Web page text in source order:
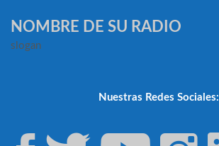
NOMBRE DE SU RADIO
slogan
Nuestras Redes Sociales: